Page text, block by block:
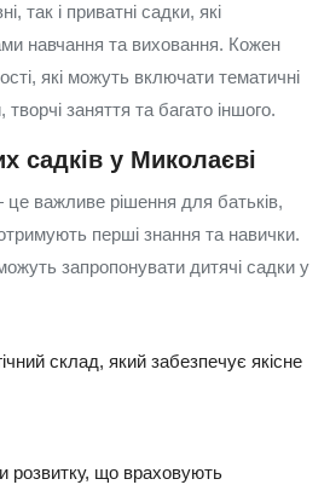
так і приватні садки, які
навчання та виховання. Кожен
які можуть включати тематичні
заняття та багато іншого.
садків у Миколаєві
важливе рішення для батьків,
перші знання та навички.
запропонувати дитячі садки у
склад, який забезпечує якісне
розвитку, що враховують